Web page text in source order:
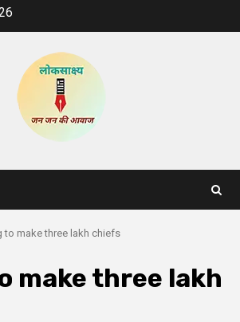
to make three lakh chiefs
make three lakh